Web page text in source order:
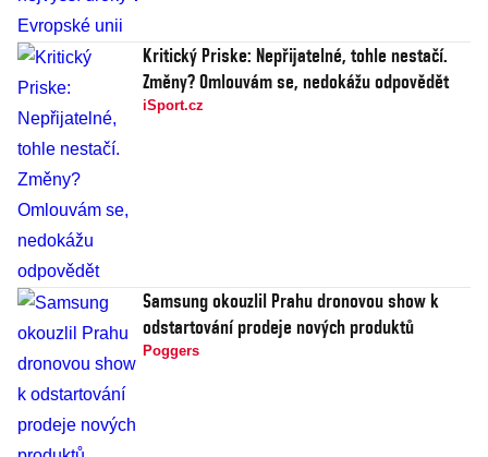
Kritický Priske: Nepřijatelné, tohle nestačí.
Změny? Omlouvám se, nedokážu odpovědět
iSport.cz
Samsung okouzlil Prahu dronovou show k
odstartování prodeje nových produktů
Poggers